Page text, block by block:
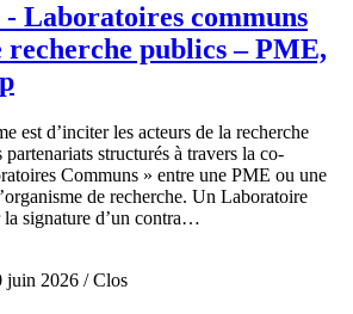
- Laboratoires communs
recherche publics – PME,
est d’inciter les acteurs de la recherche
partenariats structurés à travers la co-
Communs » entre une PME ou une
de recherche. Un Laboratoire
signature d’un contra…
juin 2026 / Clos